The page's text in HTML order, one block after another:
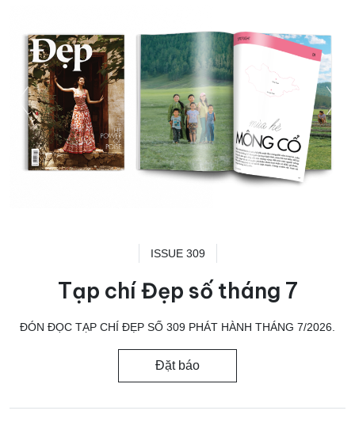
ISSUE 309
Tạp chí Đẹp số tháng 7
ĐÓN ĐỌC TẠP CHÍ ĐẸP SỐ 309 PHÁT HÀNH THÁNG 7/2026.
Đặt báo